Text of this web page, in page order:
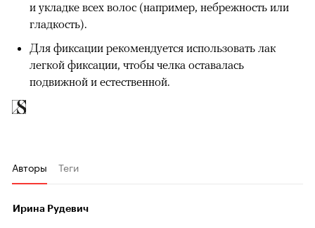
и укладке всех волос (например, небрежность или
гладкость).
Для фиксации рекомендуется использовать лак
легкой фиксации, чтобы челка оставалась
подвижной и естественной.
Авторы Теги
Ирина Рудевич